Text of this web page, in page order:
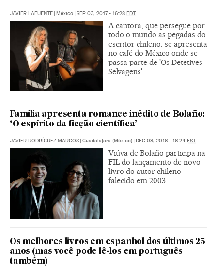
JAVIER LAFUENTE | México | SEP 03, 2017 - 16:28 EDT
A cantora, que persegue por
todo o mundo as pegadas do
escritor chileno, se apresenta
no café do México onde se
passa parte de 'Os Detetives
Selvagens'
Família apresenta romance inédito de Bolaño:
‘O espírito da ficção científica’
JAVIER RODRÍGUEZ MARCOS | Guadalajara (México) | DEC 03, 2016 - 16:24 EST
Viúva de Bolaño participa na
FIL do lançamento de novo
livro do autor chileno
falecido em 2003
Os melhores livros em espanhol dos últimos 25
anos (mas você pode lê-los em português
também)